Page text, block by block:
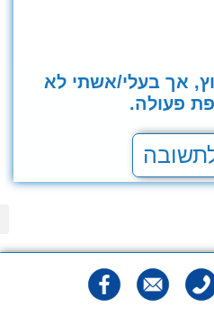
אך בעלי/אשתי לא
פעולה.